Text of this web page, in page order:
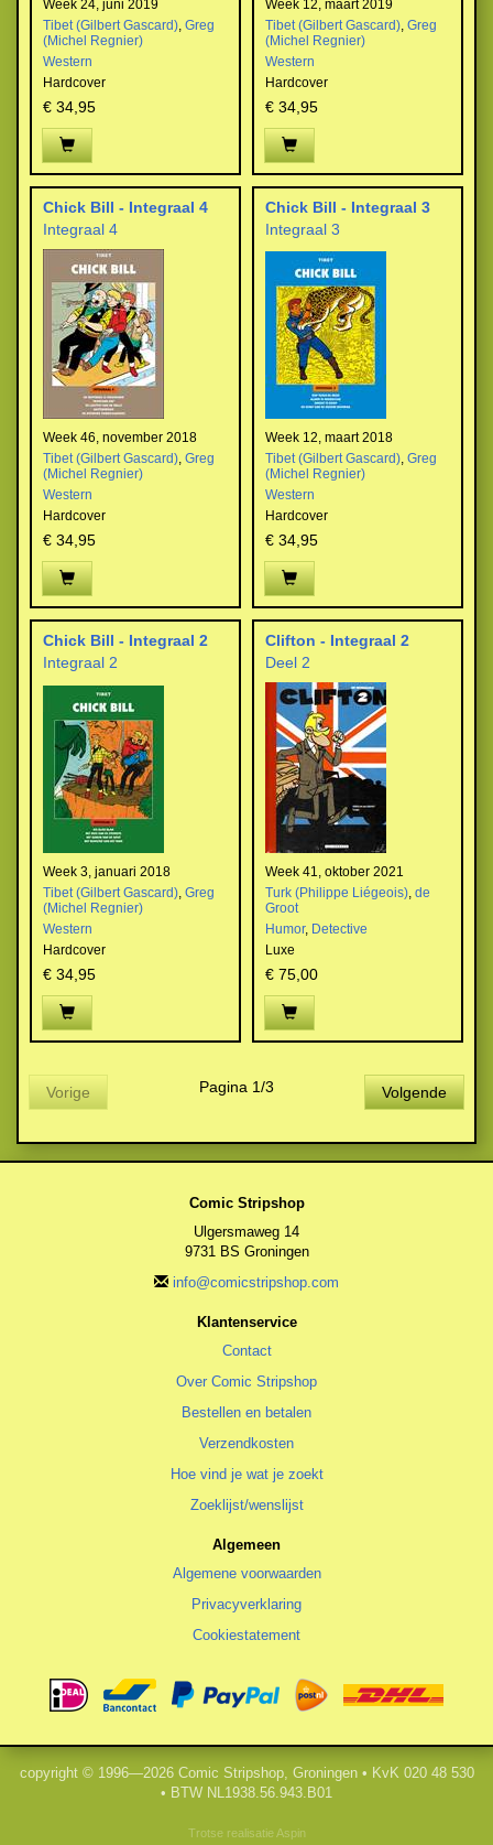
Week 24, juni 2019
Tibet (Gilbert Gascard), Greg
(Michel Regnier)
Western
Hardcover
€ 34,95
Week 12, maart 2019
Tibet (Gilbert Gascard), Greg
(Michel Regnier)
Western
Hardcover
€ 34,95
Chick Bill - Integraal 4
Integraal 4
Week 46, november 2018
Tibet (Gilbert Gascard), Greg
(Michel Regnier)
Western
Hardcover
€ 34,95
Chick Bill - Integraal 3
Integraal 3
Week 12, maart 2018
Tibet (Gilbert Gascard), Greg
(Michel Regnier)
Western
Hardcover
€ 34,95
Chick Bill - Integraal 2
Integraal 2
Week 3, januari 2018
Tibet (Gilbert Gascard), Greg
(Michel Regnier)
Western
Hardcover
€ 34,95
Clifton - Integraal 2
Deel 2
Week 41, oktober 2021
Turk (Philippe Liégeois), de
Groot
Humor, Detective
Luxe
€ 75,00
Vorige Pagina 1/3 Volgende
Comic Stripshop
Ulgersmaweg 14
9731 BS Groningen
info@comicstripshop.com
Klantenservice
Contact
Over Comic Stripshop
Bestellen en betalen
Verzendkosten
Hoe vind je wat je zoekt
Zoeklijst/wenslijst
Algemeen
Algemene voorwaarden
Privacyverklaring
Cookiestatement
copyright © 1996—2026 Comic Stripshop, Groningen • KvK 020 48 530
• BTW NL1938.56.943.B01
Trotse realisatieAspin